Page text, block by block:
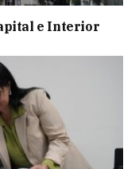
e Interior